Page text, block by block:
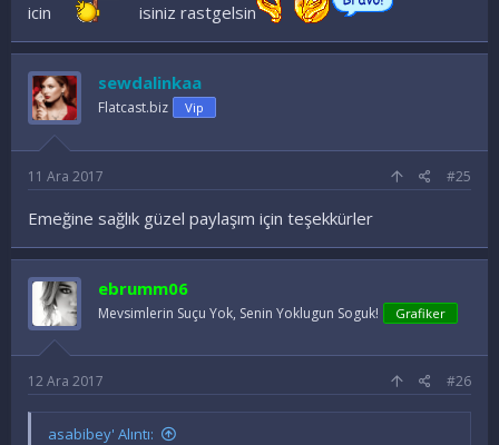
icin isiniz rastgelsin
sewdalinkaa
Flatcast.biz Vip
11 Ara 2017 #25
Emeğine sağlık güzel paylaşım için teşekkürler
ebrumm06
Mevsimlerin Suçu Yok, Senin Yoklugun Soguk! Grafiker
12 Ara 2017 #26
asabibey' Alıntı: